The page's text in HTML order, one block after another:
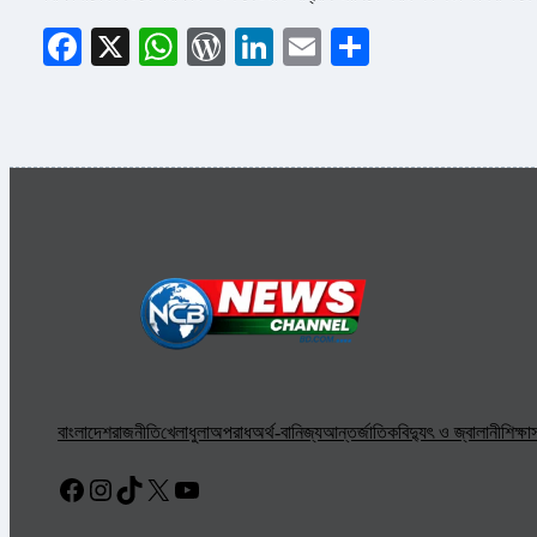
Facebook
X WhatsApp
WordPress
LinkedIn
Email
বাংলাদেশরাজনীতিখেলাধুলাঅপরাধঅর্থ-বানিজ্যআন্তর্জাতিকবিদ্যুৎ ও জ্বালানীশিক্ষা
Facebook
Instagram
TikTok
X YouTube